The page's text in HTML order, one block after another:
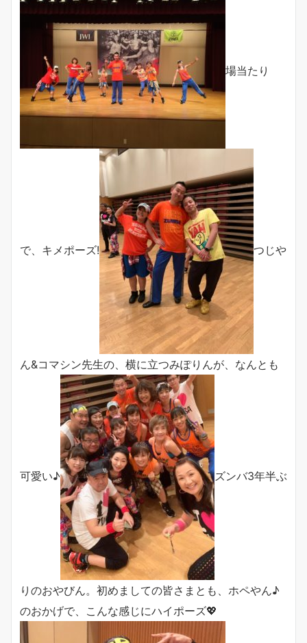
場当たり
で、キメポーズ! つじや
ん&コマシン先生の、横に立つみぽりんが、なんとも
可愛い♪ ズンバ3年半ぶ
りのおやびん。初めましての皆さまとも、ホペやん♪
のおかげで、こんな感じにハイポーズ💖